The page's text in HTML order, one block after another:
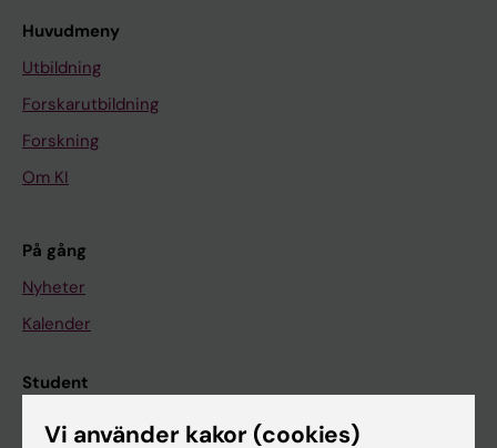
Huvudmeny
Utbildning
Forskarutbildning
Forskning
Om KI
På gång
Nyheter
Kalender
Student
Ladok
Vi använder kakor (cookies)